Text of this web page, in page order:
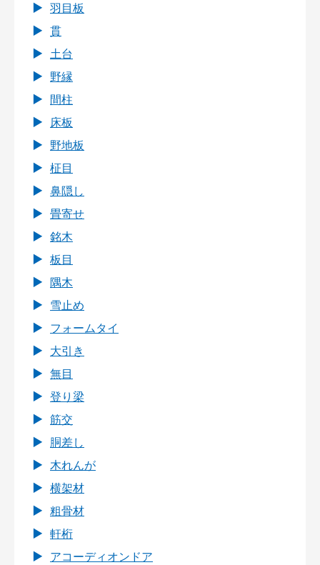
羽目板
貫
土台
野縁
間柱
床板
野地板
柾目
鼻隠し
畳寄せ
銘木
板目
隅木
雪止め
フォームタイ
大引き
無目
登り梁
筋交
胴差し
木れんが
横架材
粗骨材
軒桁
アコーディオンドア